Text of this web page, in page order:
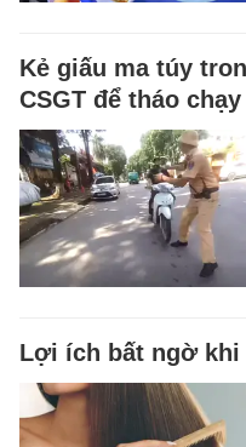
Kẻ giấu ma túy
CSGT để tháo chạy
Lợi ích bất ngờ